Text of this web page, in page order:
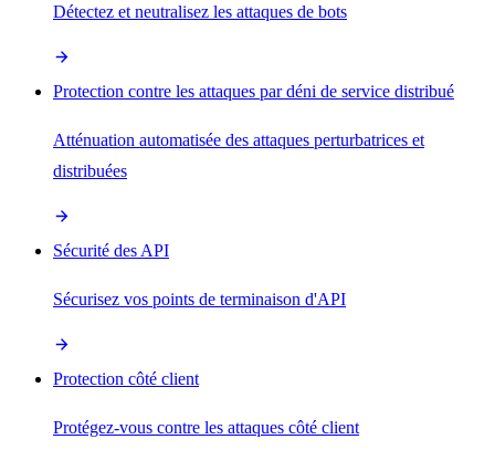
Détectez et neutralisez les attaques de bots
Protection contre les attaques par déni de service distribué
Atténuation automatisée des attaques perturbatrices et
distribuées
Sécurité des API
Sécurisez vos points de terminaison d'API
Protection côté client
Protégez-vous contre les attaques côté client